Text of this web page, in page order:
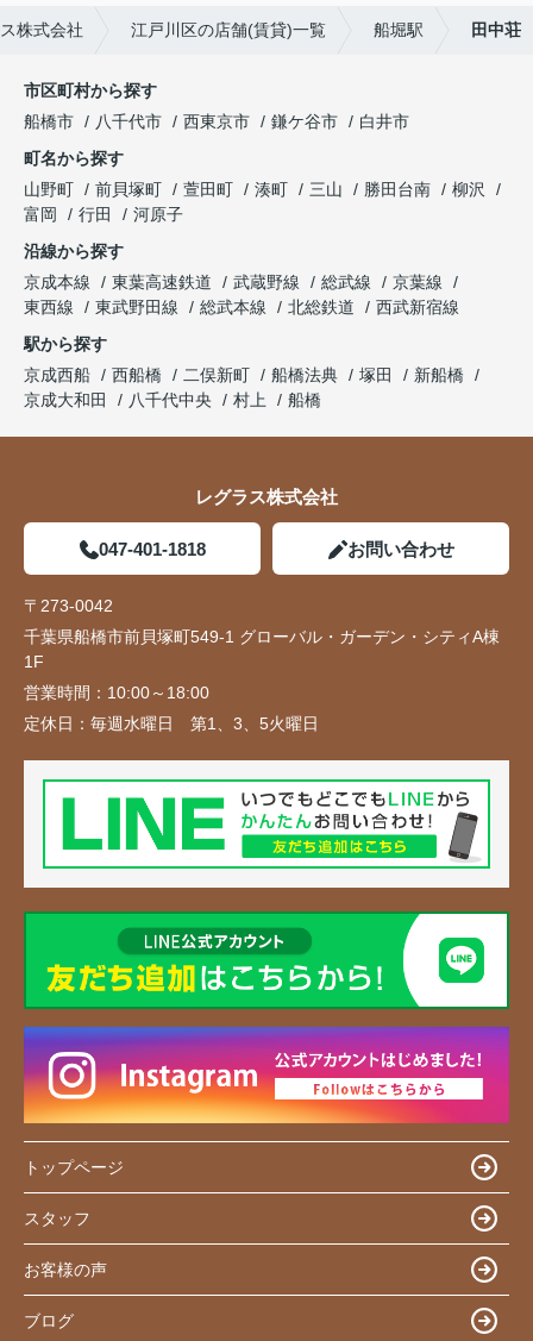
株式会社 江戸川区の店舗(賃貸)一覧 船堀駅 田中荘
市区町村から探す
船橋市
八千代市 西東京市 鎌ケ谷市
白井市
町名から探す
山野町
前貝塚町 萱田町 湊町 三山 勝田台南
柳沢
富岡
行田
河原子
沿線から探す
京成本線
東葉高速鉄道 武蔵野線 総武線
京葉線
東西線
東武野田線 総武本線 北総鉄道
西武新宿線
駅から探す
京成西船
西船橋 二俣新町 船橋法典 塚田
新船橋
京成大和田
八千代中央 村上 船橋
レグラス株式会社
047-401-1818 お問い合わせ
〒273-0042
千葉県船橋市前貝塚町549-1 グローバル・ガーデン・シティA棟
1F
営業時間： 10:00～18:00
定休日： 毎週水曜日 第1、3、5火曜日
トップページ
スタッフ
お客様の声
ブログ